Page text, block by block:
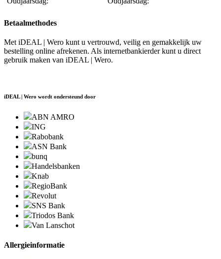
Betaalmethodes
Met iDEAL | Wero kunt u vertrouwd, veilig en gemakkelijk uw
bestelling online afrekenen. Als internetbankierder kunt u direct
gebruik maken van iDEAL | Wero.
iDEAL | Wero wordt ondersteund door
ABN AMRO
ING
Rabobank
ASN Bank
bunq
Handelsbanken
Knab
RegioBank
Revolut
SNS Bank
Triodos Bank
Van Lanschot
Allergieinformatie